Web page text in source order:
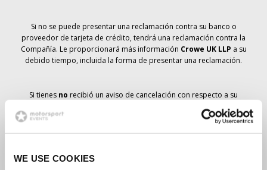
WE USE COOKIES
Si no se puede presentar una reclamación contra su banco o
proveedor de tarjeta de crédito, tendrá una reclamación contra la
Compañía. Le proporcionará más información Crowe UK LLP a su
debido tiempo, incluida la forma de presentar una reclamación.
Si tienes no recibió un aviso de cancelación con respecto a su
pedido de entradas, su reserva no se ha cancelado y se prevé que
recibirá las entradas que ha pedido a su debido tiempo. La